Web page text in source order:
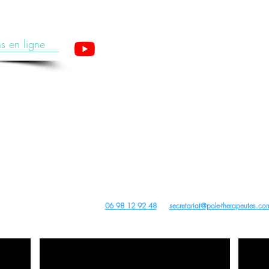
en ligne
06 98 12 92 48ou secretariat@pole-